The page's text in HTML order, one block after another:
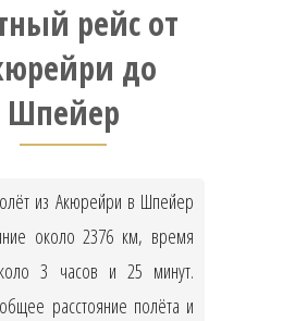
рейс от
до
Шпейер
из Акюрейри в Шпейер
около 2376 км, время
3 часов и 25 минут.
расстояние полёта и